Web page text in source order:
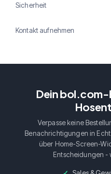
Sicherheit
Kontakt aufnehmen
Dein bol.com-
Verpasse keine
Benachrichtigungen in
über Home-Screen-
Entscheidungen -